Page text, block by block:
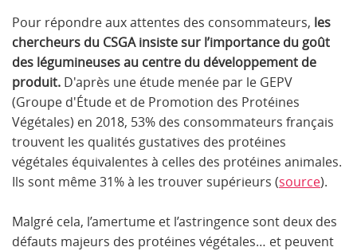
Pour répondre aux attentes des consommateurs, les
chercheurs du CSGA insiste sur l’importance du goût
des légumineuses au centre du développement de
produit. D'après une étude menée par le GEPV
(Groupe d'Étude et de Promotion des Protéines
Végétales) en 2018, 53% des consommateurs français
trouvent les qualités gustatives des protéines
végétales équivalentes à celles des protéines animales.
Ils sont même 31% à les trouver supérieurs (source).
Malgré cela, l’amertume et l’astringence sont deux des
défauts majeurs des protéines végétales… et peuvent